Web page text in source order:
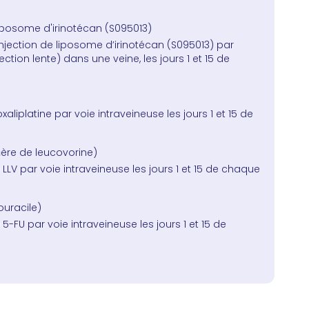
d'irinotécan (S095013)
de liposome d’irinotécan (S095013) par
lente) dans une veine, les jours 1 et 15 de
par voie intraveineuse les jours 1 et 15 de
de leucovorine)
par voie intraveineuse les jours 1 et 15 de chaque
FU par voie intraveineuse les jours 1 et 15 de